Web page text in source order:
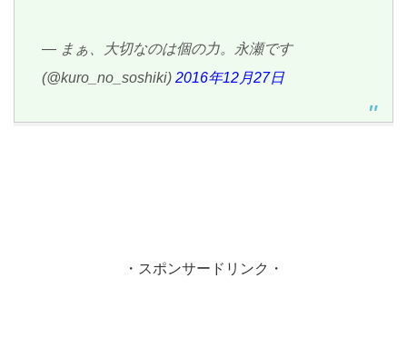
— まぁ、大切なのは個の力。永瀬です
(@kuro_no_soshiki) 2016年12月27日
・スポンサードリンク・